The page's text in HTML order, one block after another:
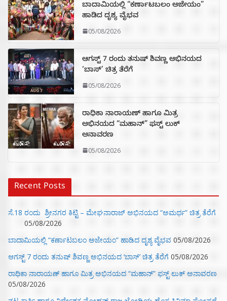
ಬಾದಾಮಿಯಲ್ಲಿ “ಕರ್ಣಾಟಬಲಂ ಅಜೇಯಂ”
ಹಾಡಿದ ದೃಶ್ಯ ವೈಭವ
05/08/2026
ಆಗಸ್ಟ್ 7 ರಂದು ತನುಷ್ ಶಿವಣ್ಣ ಅಭಿನಯದ
‘ಬಾಸ್’ ಚಿತ್ರ ತೆರೆಗೆ
05/08/2026
ರಾಧಿಕಾ ನಾರಾಯಣ್ ಹಾಗೂ ಮಿತ್ರ
ಅಭಿನಯದ “ಮಹಾನ್” ಫಸ್ಟ್ ಲುಕ್
ಅನಾವರಣ
05/08/2026
Recent Posts
ಸೆ.18 ರಂದು ಶ್ರೀನಗರ ಕಿಟ್ಟಿ – ಮೇಘನಾರಾಜ್ ಅಭಿನಯದ “ಅಮರ್ಥ” ಚಿತ್ರ ತೆರೆಗೆ
05/08/2026
ಬಾದಾಮಿಯಲ್ಲಿ “ಕರ್ಣಾಟಬಲಂ ಅಜೇಯಂ” ಹಾಡಿದ ದೃಶ್ಯ ವೈಭವ 05/08/2026
ಆಗಸ್ಟ್ 7 ರಂದು ತನುಷ್ ಶಿವಣ್ಣ ಅಭಿನಯದ ‘ಬಾಸ್’ ಚಿತ್ರ ತೆರೆಗೆ 05/08/2026
ರಾಧಿಕಾ ನಾರಾಯಣ್ ಹಾಗೂ ಮಿತ್ರ ಅಭಿನಯದ “ಮಹಾನ್” ಫಸ್ಟ್ ಲುಕ್ ಅನಾವರಣ
05/08/2026